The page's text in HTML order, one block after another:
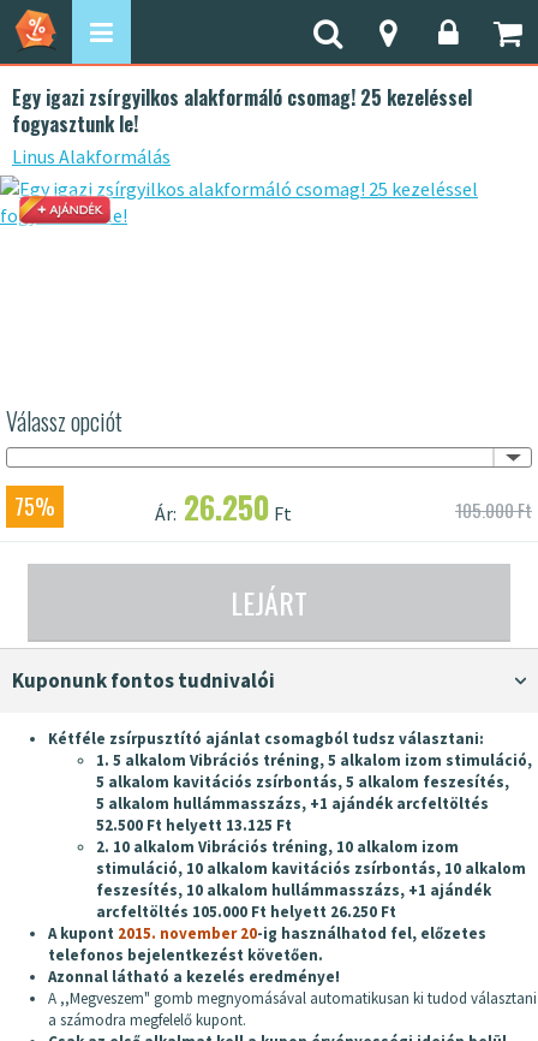
Egy igazi zsírgyilkos alakformáló csomag! 25 kezeléssel
fogyasztunk le!
Linus Alakformálás
Válassz opciót
75% Ár: 26.250 Ft 105.000 Ft
LEJÁRT
Kuponunk fontos tudnivalói
Kétféle zsírpusztító ajánlat csomagból tudsz választani:
1. 5 alkalom Vibrációs tréning, 5 alkalom izom stimuláció,
5 alkalom kavitációs zsírbontás, 5 alkalom feszesítés,
5 alkalom hullámmasszázs, +1 ajándék arcfeltöltés
52.500 Ft helyett 13.125 Ft
2. 10 alkalom Vibrációs tréning, 10 alkalom izom
stimuláció, 10 alkalom kavitációs zsírbontás, 10 alkalom
feszesítés, 10 alkalom hullámmasszázs, +1 ajándék
arcfeltöltés 105.000 Ft helyett 26.250 Ft
A kupont 2015. november 20-ig használhatod fel, előzetes
telefonos bejelentkezést követően.
Azonnal látható a kezelés eredménye!
A ,,Megveszem" gomb megnyomásával automatikusan ki tudod választani
a számodra megfelelő kupont.